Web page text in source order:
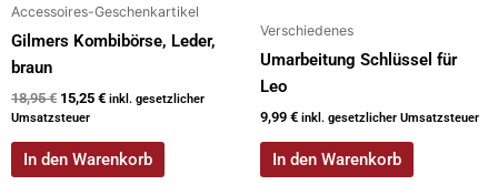
Accessoires-Geschenkartikel
Gilmers Kombibörse, Leder,
braun
18,95€ 15,25 € inkl. gesetzlicher
Umsatzsteuer
In den Warenkorb
Verschiedenes
Umarbeitung Schlüssel für
Leo
9,99 € inkl. gesetzlicher Umsatzsteuer
In den Warenkorb